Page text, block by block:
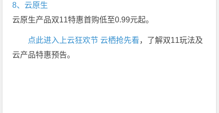
8、云原生
云原生产品双11特惠首购低至0.99元起。
点此进入上云狂欢节 云栖抢先看，了解双11玩法及
云产品特惠预告。